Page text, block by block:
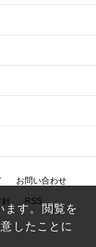
お問い合わせ
針 RSS
ます。閲覧を
したことに